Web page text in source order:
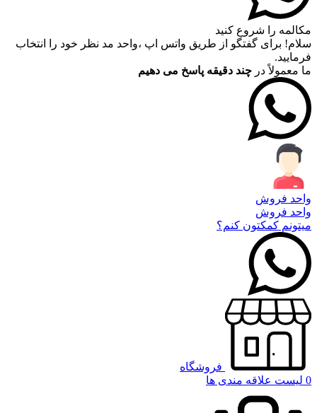
مکالمه را شروع کنید
سلام! برای گفتگو از طریق واتس اپ ،واحد مد نظر خود را انتخاب
فرمایید.
ما معمولاً در چند دقیقه پاسخ می دهیم
واحد فروش
واحد فروش
میتونم کمکتون کنم؟
فروشگاه
0 لیست علاقه مندی ها